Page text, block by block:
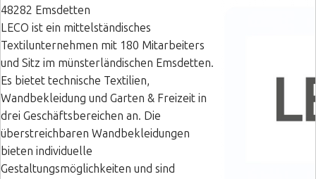
48282 Emsdetten
LECO ist ein mittelständisches
Textilunternehmen mit 180 Mitarbeiters
und Sitz im münsterländischen Emsdetten.
Es bietet technische Textilien,
Wandbekleidung und Garten & Freizeit in
drei Geschäftsbereichen an. Die
überstreichbaren Wandbekleidungen
bieten individuelle
Gestaltungsmöglichkeiten und sind